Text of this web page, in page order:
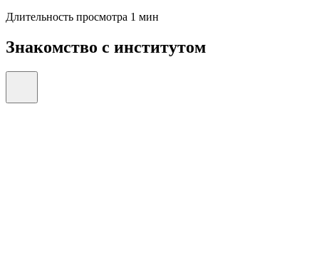
Длительность просмотра 1 мин
Знакомство с институтом